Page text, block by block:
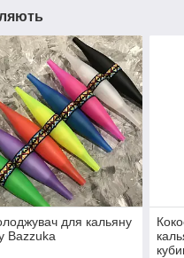
для кальяну
Bazzuka